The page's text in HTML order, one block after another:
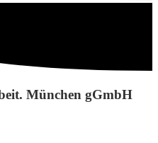
München gGmbH